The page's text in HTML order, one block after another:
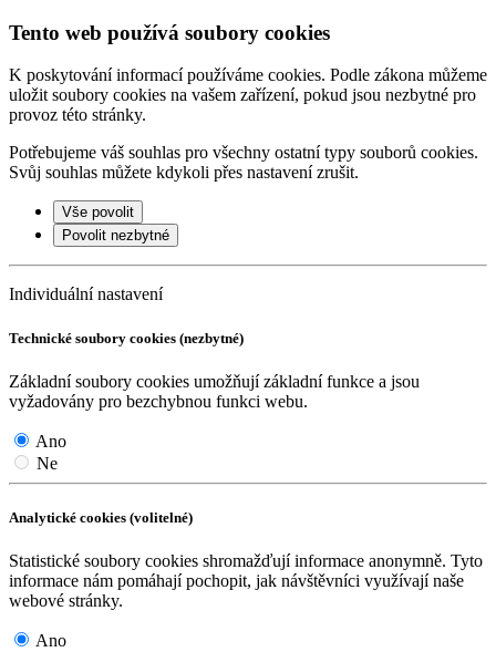
Tento web používá soubory cookies
K poskytování informací používáme cookies. Podle zákona můžeme
uložit soubory cookies na vašem zařízení, pokud jsou nezbytné pro
provoz této stránky.
Potřebujeme váš souhlas pro všechny ostatní typy souborů cookies.
Svůj souhlas můžete kdykoli přes nastavení zrušit.
Vše povolit
Povolit nezbytné
Individuální nastavení
Technické soubory cookies (nezbytné)
Základní soubory cookies umožňují základní funkce a jsou
vyžadovány pro bezchybnou funkci webu.
Ano
Ne
Analytické cookies (volitelné)
Statistické soubory cookies shromažďují informace anonymně. Tyto
informace nám pomáhají pochopit, jak návštěvníci využívají naše
webové stránky.
Ano